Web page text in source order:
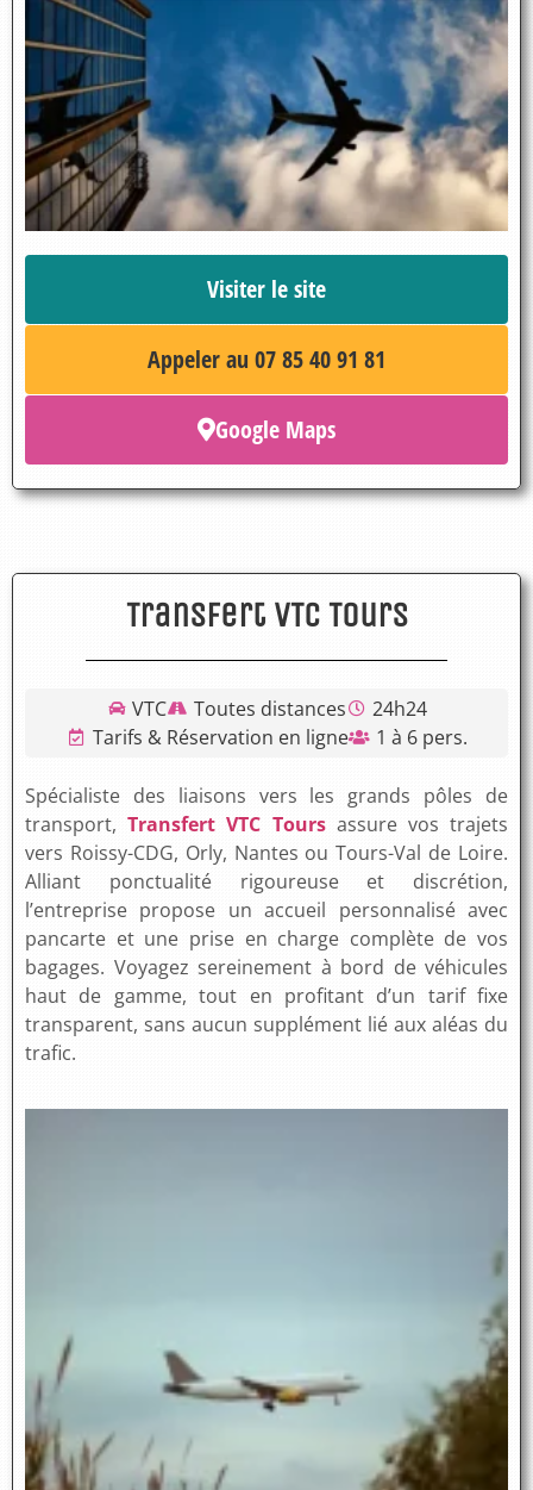
Visiter le site
Appeler au 07 85 40 91 81
Google Maps
Transfert VTC Tours
VTC Toutes distances
24h24
Tarifs & Réservation en ligne
1 à 6 pers.
Spécialiste des liaisons vers les grands pôles de
transport,Transfert VTC Toursassure vos trajets
vers Roissy-CDG, Orly, Nantes ou Tours-Val de Loire.
Alliant ponctualité rigoureuse et discrétion,
l’entreprise propose un accueil personnalisé avec
pancarte et une prise en charge complète de vos
bagages. Voyagez sereinement à bord de véhicules
haut de gamme, tout en profitant d’un tarif fixe
transparent, sans aucun supplément lié aux aléas du
trafic.